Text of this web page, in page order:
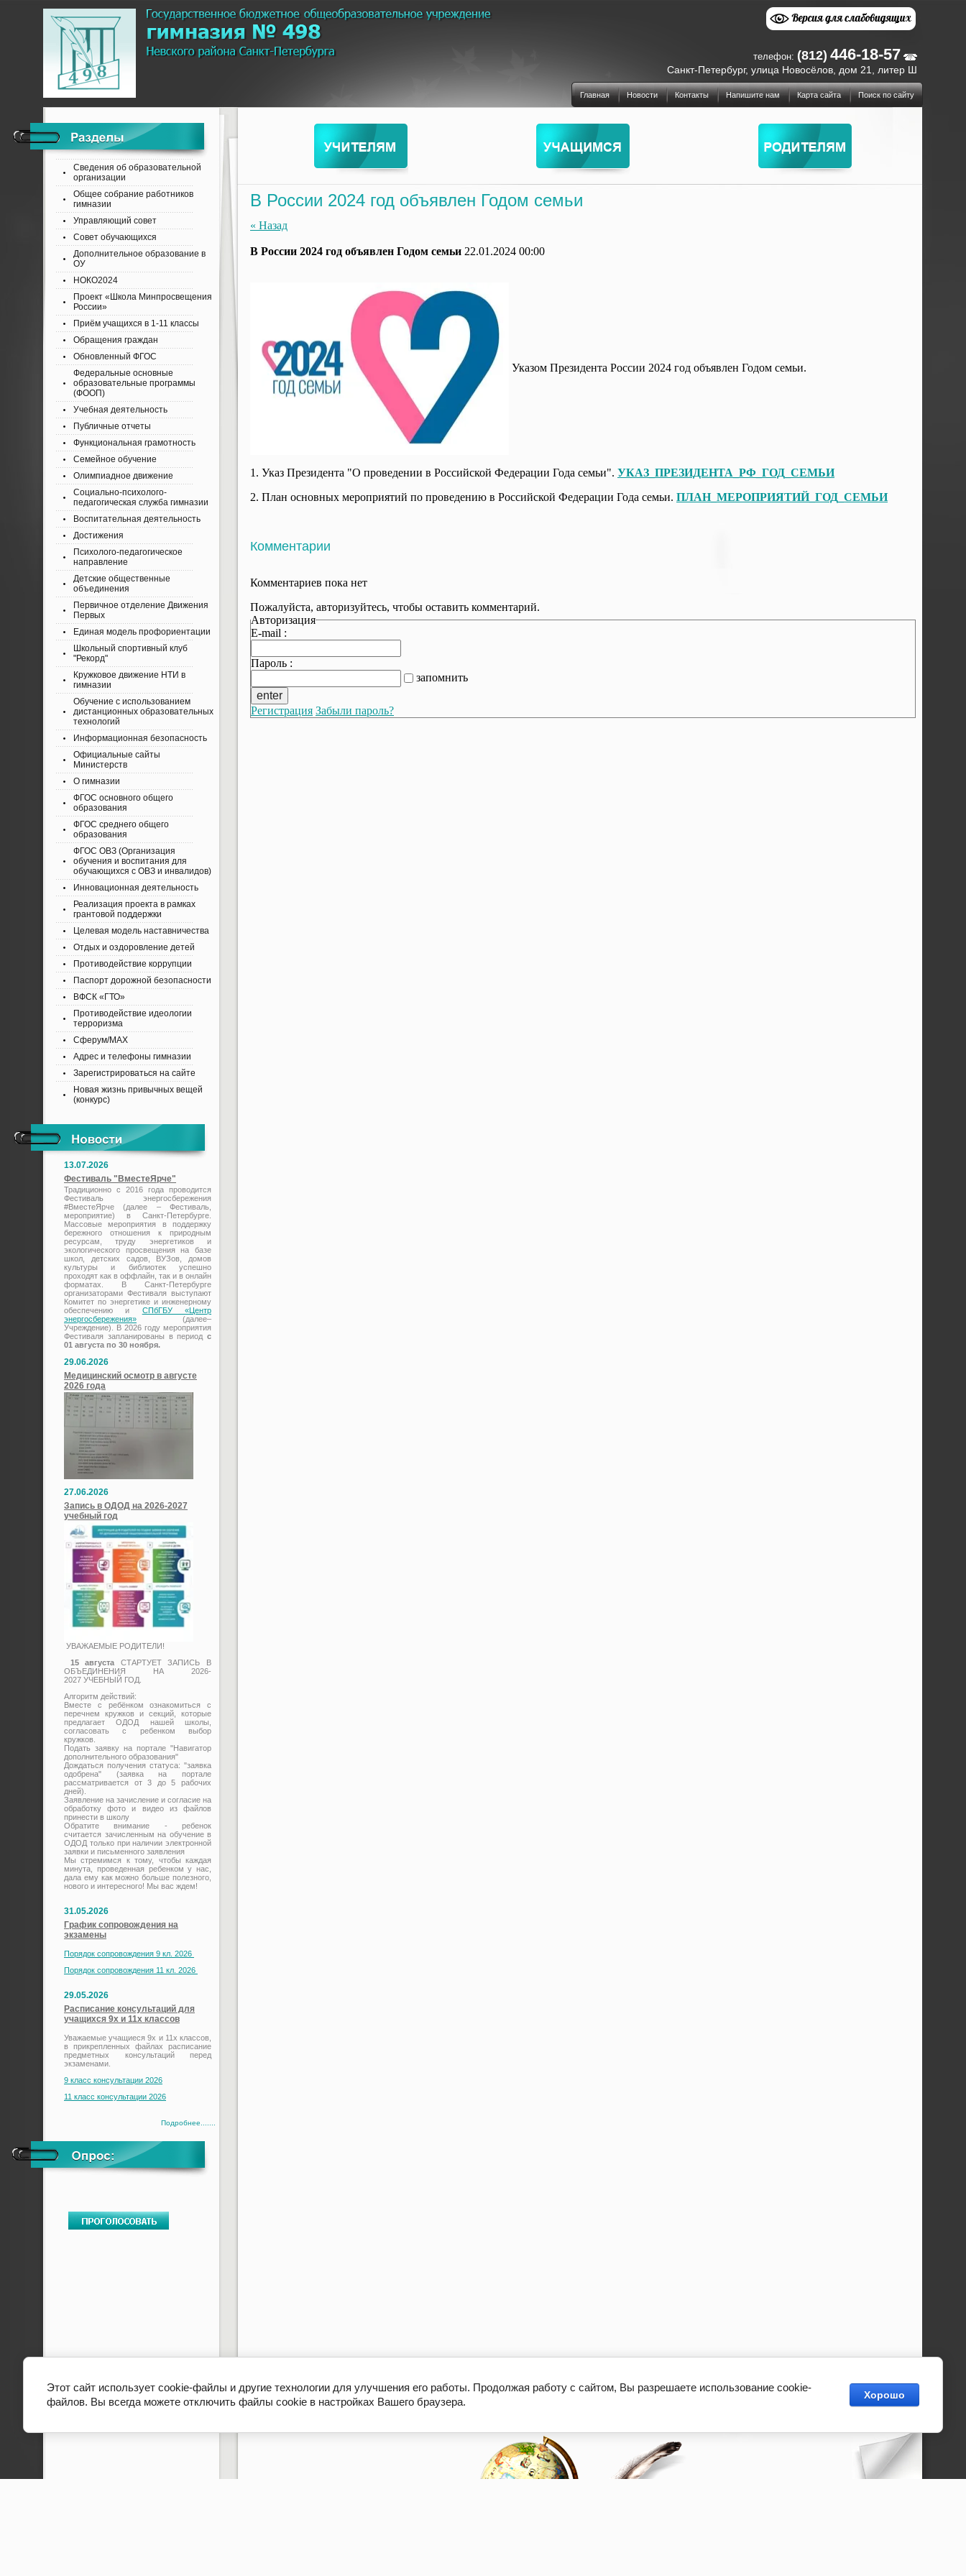
телефон: (812) 446-18-57
Санкт-Петербург, улица Новосёлов, дом 21, литер Ш
Главная Новости Контакты Напишите нам Карта сайта Поиск по сайту
В России 2024 год объявлен Годом семьи
« Назад
В России 2024 год объявлен Годом семьи 22.01.2024 00:00
Указом Президента России 2024 год объявлен Годом семьи.
1. Указ Президента "О проведении в Российской Федерации Года семьи". УКАЗ_ПРЕЗИДЕНТА_РФ_ГОД_СЕМЬИ
2. План основных мероприятий по проведению в Российской Федерации Года семьи. ПЛАН_МЕРОПРИЯТИЙ_ГОД_СЕМЬИ
Комментарии
Комментариев пока нет
Пожалуйста, авторизуйтесь, чтобы оставить комментарий.
Авторизация
E-mail :
Пароль :
запомнить
Регистрация Забыли пароль?
Сведения об образовательной
организации
Общее собрание работников
гимназии
Управляющий совет
Совет обучающихся
Дополнительное образование в
ОУ
НОКО2024
Проект «Школа Минпросвещения
России»
Приём учащихся в 1-11 классы
Обращения граждан
Обновленный ФГОС
Федеральные основные
образовательные программы
(ФООП)
Учебная деятельность
Публичные отчеты
Функциональная грамотность
Семейное обучение
Олимпиадное движение
Социально-психолого-
педагогическая служба гимназии
Воспитательная деятельность
Достижения
Психолого-педагогическое
направление
Детские общественные
объединения
Первичное отделение Движения
Первых
Единая модель профориентации
Школьный спортивный клуб
"Рекорд"
Кружковое движение НТИ в
гимназии
Обучение с использованием
дистанционных образовательных
технологий
Информационная безопасность
Официальные сайты
Министерств
О гимназии
ФГОС основного общего
образования
ФГОС среднего общего
образования
ФГОС ОВЗ (Организация
обучения и воспитания для
обучающихся с ОВЗ и инвалидов)
Инновационная деятельность
Реализация проекта в рамках
грантовой поддержки
Целевая модель наставничества
Отдых и оздоровление детей
Противодействие коррупции
Паспорт дорожной безопасности
ВФСК «ГТО»
Противодействие идеологии
терроризма
Сферум/MAX
Адрес и телефоны гимназии
Зарегистрироваться на сайте
Новая жизнь привычных вещей
(конкурс)
13.07.2026
Фестиваль "ВместеЯрче"
Традиционно с 2016 года проводится
Фестиваль энергосбережения
#ВместеЯрче (далее – Фестиваль,
мероприятие) в Санкт-Петербурге.
Массовые мероприятия в поддержку
бережного отношения к природным
ресурсам, труду энергетиков и
экологического просвещения на базе
школ, детских садов, ВУЗов, домов
культуры и библиотек успешно
проходят как в оффлайн, так и в онлайн
форматах. В Санкт-Петербурге
организаторами Фестиваля выступают
Комитет по энергетике и инженерному
обеспечению и СПбГБУ «Центр
энергосбережения» (далее–
Учреждение). В 2026 году мероприятия
Фестиваля запланированы в период с
01 августа по 30 ноября.
29.06.2026
Медицинский осмотр в августе
2026 года
27.06.2026
Запись в ОДОД на 2026-2027
учебный год
УВАЖАЕМЫЕ РОДИТЕЛИ!
15 августа СТАРТУЕТ ЗАПИСЬ В
ОБЪЕДИНЕНИЯ НА 2026-
2027 УЧЕБНЫЙ ГОД.
Алгоритм действий:
Вместе с ребёнком ознакомиться с
перечнем кружков и секций, которые
предлагает ОДОД нашей школы,
согласовать с ребенком выбор
кружков.
Подать заявку на портале "Навигатор
дополнительного образования"
Дождаться получения статуса: "заявка
одобрена" (заявка на портале
рассматривается от 3 до 5 рабочих
дней).
Заявление на зачисление и согласие на
обработку фото и видео из файлов
принести в школу
Обратите внимание - ребенок
считается зачисленным на обучение в
ОДОД только при наличии электронной
заявки и письменного заявления
Мы стремимся к тому, чтобы каждая
минута, проведенная ребенком у нас,
дала ему как можно больше полезного,
нового и интересного! Мы вас ждем!
31.05.2026
График сопровождения на
экзамены
Порядок сопровождения 9 кл. 2026
Порядок сопровождения 11 кл. 2026
29.05.2026
Расписание консультаций для
учащихся 9х и 11х классов
Уважаемые учащиеся 9х и 11х классов,
в прикрепленных файлах расписание
предметных консультаций перед
экзаменами.
9 класс консультации 2026
11 класс консультации 2026
Подробнее.......
Этот сайт использует cookie-файлы и другие технологии для улучшения его работы. Продолжая работу с сайтом, Вы разрешаете использование cookie-
файлов. Вы всегда можете отключить файлы cookie в настройках Вашего браузера.
Хорошо